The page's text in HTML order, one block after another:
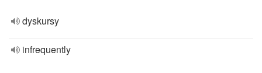
dyskursy
infrequently